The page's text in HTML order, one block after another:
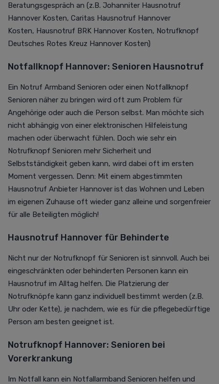
Beratungsgespräch an (z.B. Johanniter Hausnotruf
Hannover Kosten, Caritas Hausnotruf Hannover
Kosten, Hausnotruf BRK Hannover Kosten, Notrufknopf
Deutsches Rotes Kreuz Hannover Kosten)
Notfallknopf Hannover: Senioren Hausnotruf
Ein Notruf Armband Senioren oder einen Notfallknopf
Senioren näher zu bringen wird oft zum Problem für
Angehörige oder auch die Person selbst. Man möchte sich
nicht abhängig von einer elektronischen Hilfeleistung
machen oder überwacht fühlen. Doch wie sehr ein
Notrufknopf Senioren mehr Sicherheit und
Selbstständigkeit geben kann, wird dabei oft im ersten
Moment vergessen. Denn: Mit einem abgestimmten
Hausnotruf Anbieter Hannover ist das Wohnen und Leben
im eigenen Zuhause oft wieder ganz alleine und sorgenfreier
für alle Beteiligten möglich!
Hausnotruf Hannover für Behinderte
Nicht nur der Notrufknopf für Senioren ist sinnvoll. Auch bei
eingeschränkten oder behinderten Personen kann ein
Hausnotruf im Alltag helfen. Die Platzierung der
Notrufknöpfe kann ganz individuell bestimmt werden (z.B.
Uhr oder Kette), je nachdem, wie es für die pflegebedürftige
Person am besten geeignet ist.
Notrufknopf Hannover: Senioren bei
Vorerkrankung
Im Notfall kann ein Notfallarmband Senioren helfen und